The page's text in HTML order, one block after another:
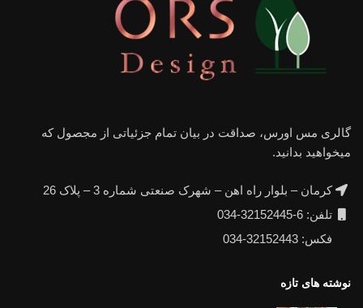
گالری مس اورس، صداقت در بیان تمام جزئیاتی از مجصول که
میخواهید بدانید.
کرمان – بلوار راه اهن – شهرک صنعتی شماره 3 – پلاک 26
تلفن: 6-32152445-034
فکس: 32152443-034
نوشته های تازه